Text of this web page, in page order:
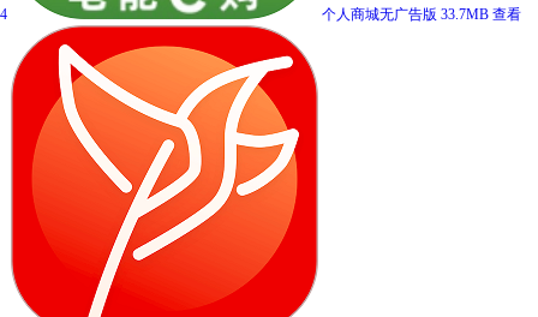
4 个人商城无广告版 33.7MB 查看